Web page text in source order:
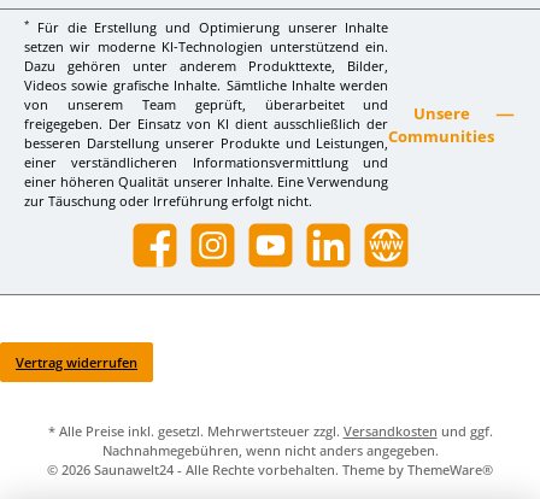
*
Für die Erstellung und Optimierung unserer Inhalte
setzen wir moderne KI-Technologien unterstützend ein.
Dazu gehören unter anderem Produkttexte, Bilder,
Videos sowie grafische Inhalte. Sämtliche Inhalte werden
von unserem Team geprüft, überarbeitet und
freigegeben. Der Einsatz von KI dient ausschließlich der
besseren Darstellung unserer Produkte und Leistungen,
einer verständlicheren Informationsvermittlung und
einer höheren Qualität unserer Inhalte. Eine Verwendung
zur Täuschung oder Irreführung erfolgt nicht.
Unsere
Communities
Facebook InstagramYouTube LinkedIn Website
Vertrag widerrufen
* Alle Preise inkl. gesetzl. Mehrwertsteuer zzgl. Versandkosten und ggf.
Nachnahmegebühren, wenn nicht anders angegeben.
© 2026 Saunawelt24 - Alle Rechte vorbehalten. Theme by ThemeWare®